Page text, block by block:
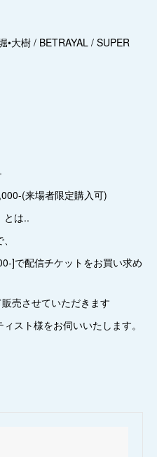
•大樹 / BETRAYAL / SUPER
(来場者限定購入可)
とは..
]で配信チケットをお買い求め
売させていただきます
スト様をお伺いいたします。